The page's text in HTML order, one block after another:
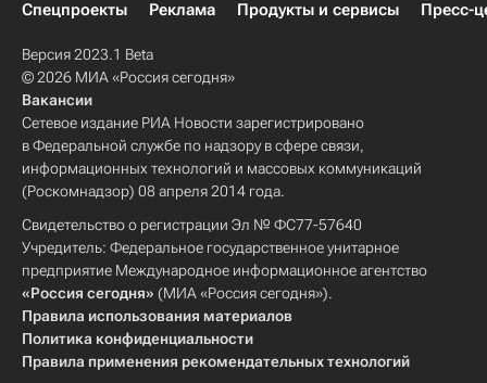
Спецпроекты
Реклама Продукты и сервисы Пресс-
Версия 2023.1 Beta
© 2026 МИА «Россия сегодня»
Вакансии
Сетевое издание РИА Новости зарегистрировано
в Федеральной службе по надзору в сфере связи,
информационных технологий и массовых коммуникаций
(Роскомнадзор) 08 апреля 2014 года.
Свидетельство о регистрации Эл № ФС77-57640
Учредитель: Федеральное государственное унитарное
предприятие Международное информационное агентство
«Россия сегодня» (МИА «Россия сегодня»).
Правила использования материалов
Политика конфиденциальности
Правила применения рекомендательных технологий